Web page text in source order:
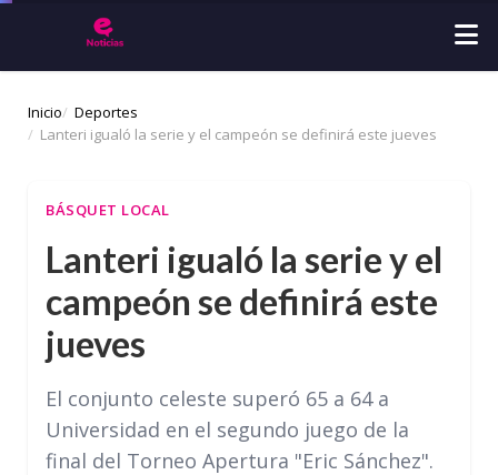
Inicio
Deportes
Lanteri igualó la serie y el campeón se definirá este jueves
BÁSQUET LOCAL
Lanteri igualó la serie y el
campeón se definirá este
jueves
El conjunto celeste superó 65 a 64 a
Universidad en el segundo juego de la
final del Torneo Apertura "Eric Sánchez".